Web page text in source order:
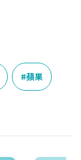
蘋果